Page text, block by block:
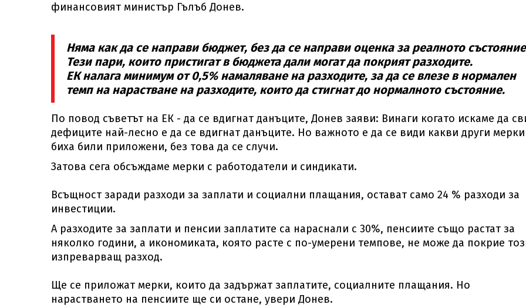
финансовият министър Гълъб Донев.
Няма как да се направи бюджет, без да се направи оценка за реалното
Тези пари, които пристигат в бюджета дали могат да покрият разходите.
ЕК налага минимум от 0,5% намаляване на разходите, за да се влезе в нормален
темп на нарастване на разходите, които да стигнат до нормалното състояние.
По повод съветът на ЕК - да се вдигнат данъците, Донев заяви: Винаги когато искаме да
дефиците най-лесно е да се вдигнат данъците. Но важното е да се види какви други мерки
биха били приложени, без това да се случи.
Затова сега обсъждаме мерки с работодатели и синдикати.
Всъщност заради разходи за заплати и социални плащания, остават само 24 % разходи за
инвестиции.
А разходите за заплати и пенсии заплатите са нараснали с 30%, пенсиите също растат за
няколко години, а икономиката, която расте с по-умерени темпове, не може да покрие
изпреварващ разход.
Ще се приложат мерки, които да задържат заплатите, социалните плащания. Но
нарастването на пенсиите ще си остане, увери Донев.